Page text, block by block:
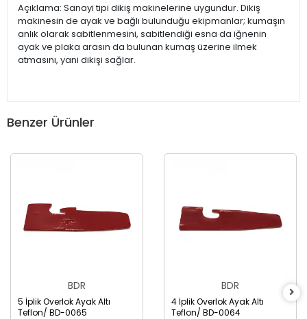
Açıklama: Sanayi tipi dikiş makinelerine uygundur. Dikiş
makinesin de ayak ve bağlı bulunduğu ekipmanlar; kumaşın
anlık olarak sabitlenmesini, sabitlendiği esna da iğnenin
ayak ve plaka arasın da bulunan kumaş üzerine ilmek
atmasını, yani dikişi sağlar.
Benzer Ürünler
BDR
5 İplik Overlok Ayak Altı
Teflon/ BD-0065
BDR
4 İplik Overlok Ayak Altı
Teflon/ BD-0064